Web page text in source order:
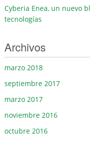
Cyberia Enea, un nuevo
tecnologías
Archivos
marzo 2018
septiembre 2017
marzo 2017
noviembre 2016
octubre 2016